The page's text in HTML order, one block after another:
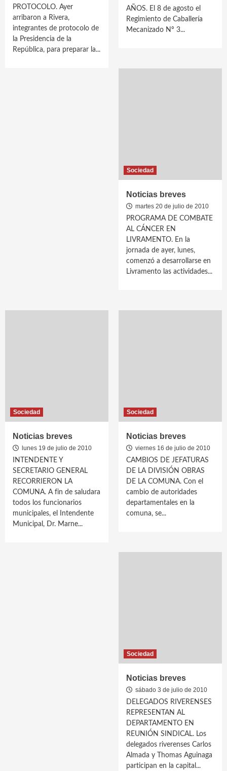
PROTOCOLO. Ayer
arribaron a Rivera,
integrantes de protocolo de
la Presidencia de la
República, para preparar la...
AÑOS. El 8 de agosto el
Regimiento de Caballería
Mecanizado Nº 3...
Sociedad
Noticias breves
martes 20 de julio de 2010
PROGRAMA DE COMBATE
AL CÁNCER EN
LIVRAMENTO. En la
jornada de ayer, lunes,
comenzó a desarrollarse en
Livramento las actividades...
Sociedad
Noticias breves
lunes 19 de julio de 2010
INTENDENTE Y
SECRETARIO GENERAL
RECORRIERON LA
COMUNA. A fin de saludara
todos los funcionarios
municipales, el Intendente
Municipal, Dr. Marne...
Sociedad
Noticias breves
viernes 16 de julio de 2010
CAMBIOS DE JEFATURAS
DE LA DIVISIÓN OBRAS
DE LA COMUNA. Con el
cambio de autoridades
departamentales en la
comuna, se...
Sociedad
Noticias breves
sábado 3 de julio de 2010
DELEGADOS RIVERENSES
REPRESENTAN AL
DEPARTAMENTO EN
REUNIÓN SINDICAL. Los
delegados riverenses Carlos
Almada y Thomas Aguinaga
participan en la capital...